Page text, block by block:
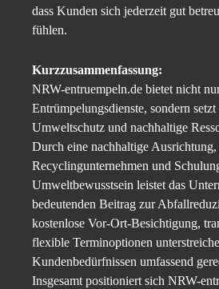
dass Kunden sich jederzeit gut
fühlen.
Kurzzusammenfassung:
NRW-entruempeln.de bietet nicht
Entrümpelungsdienste, sondern
Umweltschutz und nachhaltige
Durch eine nachhaltige
Recyclingunternehmen und
Umweltbewusstsein leistet das
bedeutenden Beitrag zur
kostenlose Vor-Ort-Besichtigung,
flexible Terminoptionen
Kundenbedürfnissen umfassend
Insgesamt positioniert sich NRW-